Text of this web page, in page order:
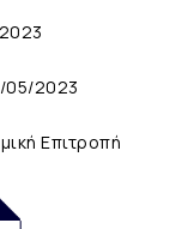
2023
05/2023
Επιτροπή